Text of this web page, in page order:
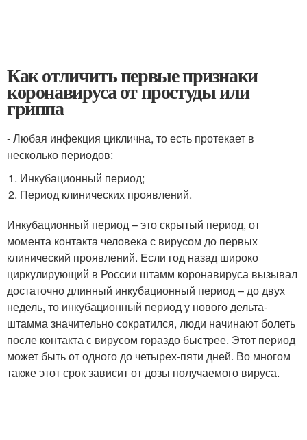
Как отличить первые признаки
коронавируса от простуды или
гриппа
- Любая инфекция циклична, то есть протекает в
несколько периодов:
Инкубационный период;
Период клинических проявлений.
Инкубационный период – это скрытый период, от
момента контакта человека с вирусом до первых
клинический проявлений. Если год назад широко
циркулирующий в России штамм коронавируса вызывал
достаточно длинный инкубационный период – до двух
недель, то инкубационный период у нового дельта-
штамма значительно сократился, люди начинают болеть
после контакта с вирусом гораздо быстрее. Этот период
может быть от одного до четырех-пяти дней. Во многом
также этот срок зависит от дозы получаемого вируса.